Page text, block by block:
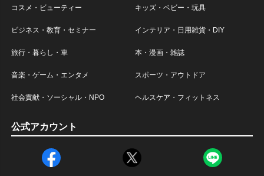
コスメ・ビューティー キッズ・ベビー・玩具
ビジネス・教育・セミナー インテリア・日用雑貨・DIY
旅行・暮らし・車 本・漫画・雑誌
音楽・ゲーム・エンタメ スポーツ・アウトドア
社会貢献・ソーシャル・NPO ヘルスケア・フィットネス
公式アカウント